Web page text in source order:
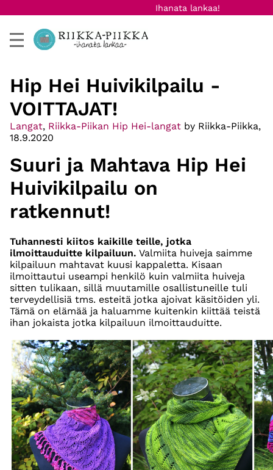
Ihanata lankaa!
Hip Hei Huivikilpailu -
VOITTAJAT!
Langat, Riikka-Piikan Hip Hei-langat by Riikka-Piikka,
18.9.2020
Suuri ja Mahtava Hip Hei
Huivikilpailu on
ratkennut!
Tuhannesti kiitos kaikille teille, jotka
ilmoittauduitte kilpailuun. Valmiita huiveja saimme
kilpailuun mahtavat kuusi kappaletta. Kisaan
ilmoittautui useampi henkilö kuin valmiita huiveja
sitten tulikaan, sillä muutamille osallistuneille tuli
terveydellisiä tms. esteitä jotka ajoivat käsitöiden yli.
Tämä on elämää ja haluamme kuitenkin kiittää teistä
ihan jokaista jotka kilpailuun ilmoittauduitte.